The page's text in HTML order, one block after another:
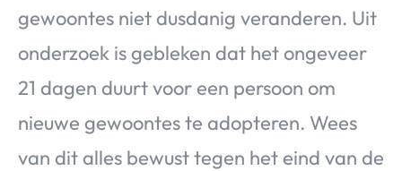
gewoontes niet dusdanig veranderen. Uit
onderzoek is gebleken dat het ongeveer
21 dagen duurt voor een persoon om
nieuwe gewoontes te adopteren. Wees
van dit alles bewust tegen het eind van de